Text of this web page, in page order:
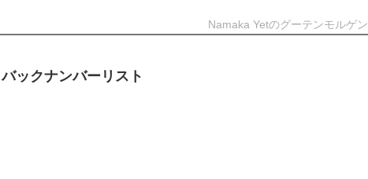
Namaka Yetのグーテンモルゲン
バックナンバーリスト